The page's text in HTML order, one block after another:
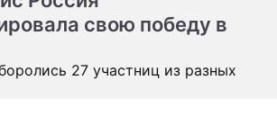
свою победу в
27 участниц из разных